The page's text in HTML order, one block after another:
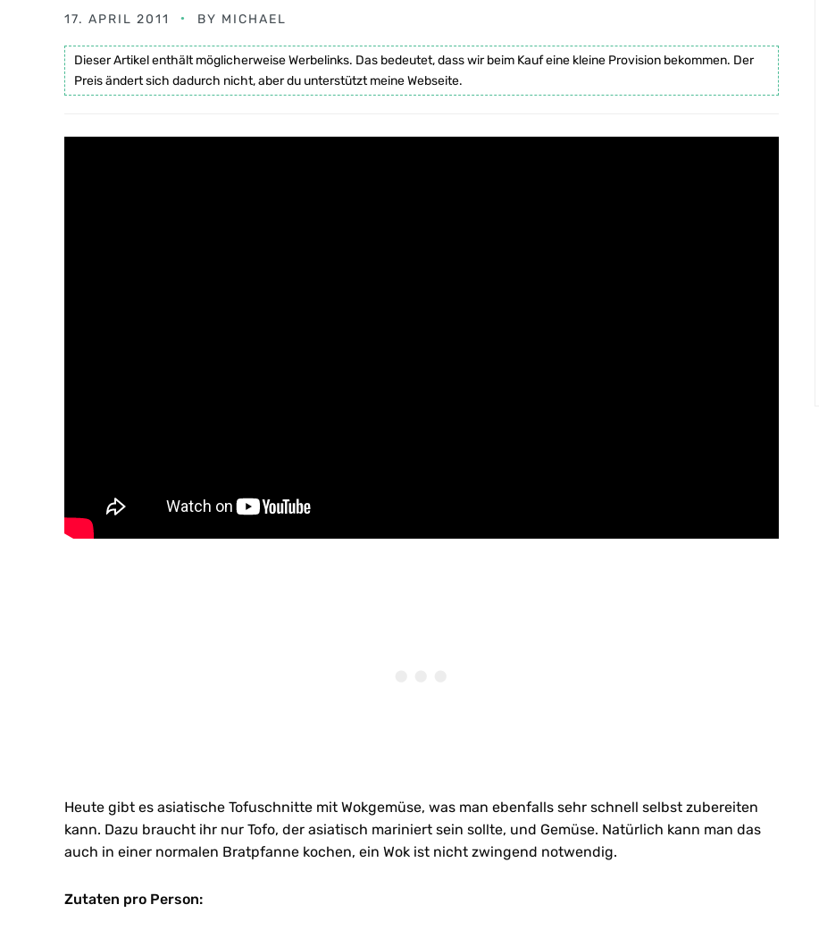
17. APRIL 2011 BY MICHAEL
Dieser Artikel enthält möglicherweise Werbelinks. Das bedeutet, dass wir beim Kauf eine kleine Provision bekommen. Der
Preis ändert sich dadurch nicht, aber du unterstützt meine Webseite.
Heute gibt es asiatische Tofuschnitte mit Wokgemüse, was man ebenfalls sehr schnell selbst zubereiten
kann. Dazu braucht ihr nur Tofo, der asiatisch mariniert sein sollte, und Gemüse. Natürlich kann man das
auch in einer normalen Bratpfanne kochen, ein Wok ist nicht zwingend notwendig.
Zutaten pro Person: